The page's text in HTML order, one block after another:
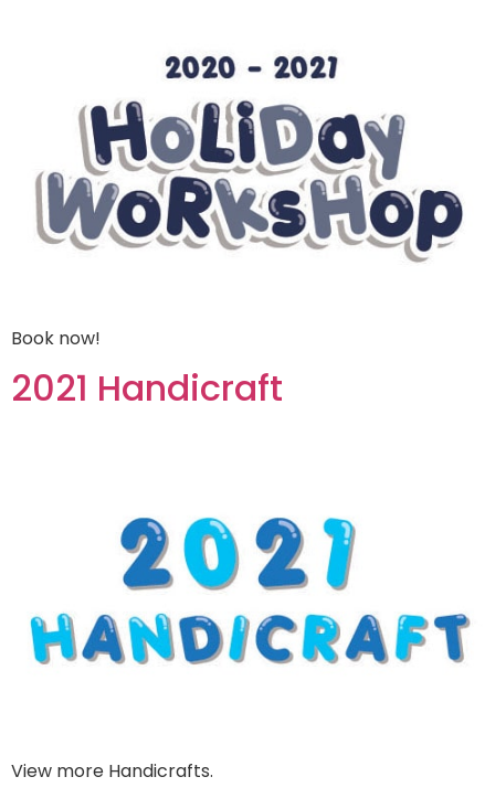
Book now!
2021 Handicraft
View more Handicrafts.